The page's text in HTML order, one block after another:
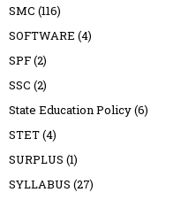
SMC (116)
SOFTWARE (4)
SPF(2)
SSC (2)
State Education Policy(6)
STET(4)
SURPLUS (1)
SYLLABUS (27)